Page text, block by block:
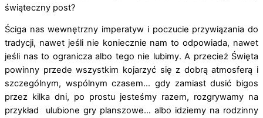
świąteczny post?
Ściga nas wewnętrzny imperatyw i poczucie przywiązania do
tradycji, nawet jeśli nie koniecznie nam to odpowiada, nawet
jeśli nas to ogranicza albo tego nie lubimy. A przecież Święta
powinny przede wszystkim kojarzyć się z dobrą atmosferą i
szczególnym, wspólnym czasem… gdy zamiast dusić bigos
przez kilka dni, po prostu jesteśmy razem, rozgrywamy na
przykład ulubione gry planszowe… albo idziemy na rodzinny